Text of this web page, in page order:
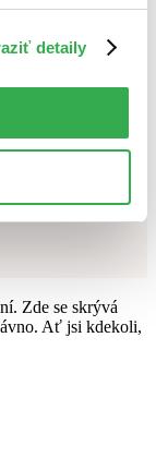
detaily
Zde se skrývá
Ať jsi kdekoli,